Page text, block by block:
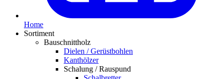
Home
Sortiment
Bauschnittholz
Dielen / Gerüstbohlen
Kanthölzer
Schalung / Rauspund